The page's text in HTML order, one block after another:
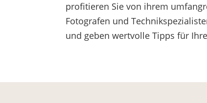
profitieren Sie von ihrem
Fotografen und
und geben wertvolle Tipps für